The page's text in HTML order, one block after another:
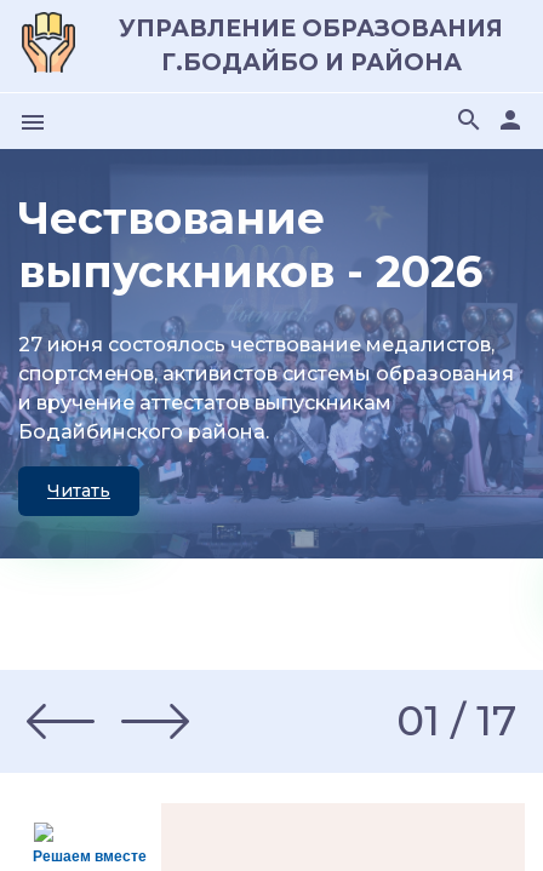
УПРАВЛЕНИЕ ОБРАЗОВАНИЯ
Г.БОДАЙБО И РАЙОНА
menu person
search
Чествование
выпускников - 2026
27 июня состоялось чествование медалистов,
спортсменов, активистов системы образования
и вручение аттестатов выпускникам
Бодайбинского района.
Читать
01 / 17
Решаем вместе